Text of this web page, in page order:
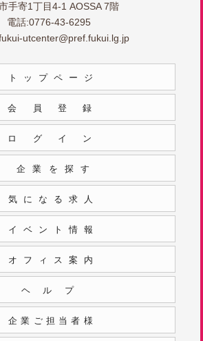
手寄1丁目4-1 AOSSA 7階
電話:0776-43-6295
utcenter@pref.fukui.lg.jp
トップページ
会員登録
ログイン
企業を探す
気になる求人
イベント情報
オフィス案内
ヘルプ
企業ご担当者様